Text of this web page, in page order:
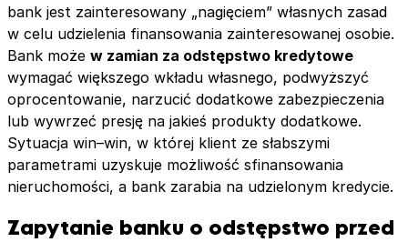
bank jest zainteresowany „nagięciem” własnych zasad
w celu udzielenia finansowania zainteresowanej osobie.
Bank może w zamian za odstępstwo kredytowe
wymagać większego wkładu własnego, podwyższyć
oprocentowanie, narzucić dodatkowe zabezpieczenia
lub wywrzeć presję na jakieś produkty dodatkowe.
Sytuacja win–win, w której klient ze słabszymi
parametrami uzyskuje możliwość sfinansowania
nieruchomości, a bank zarabia na udzielonym kredycie.
Zapytanie banku o odstępstwo przed